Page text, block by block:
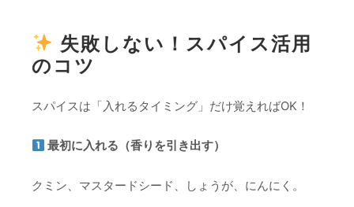
失敗しない！スパイス活用
のコツ
スパイスは「入れるタイミング」だけ覚えればOK！
最初に入れる（香りを引き出す）
クミン、マスタードシード、しょうが、にんにく。